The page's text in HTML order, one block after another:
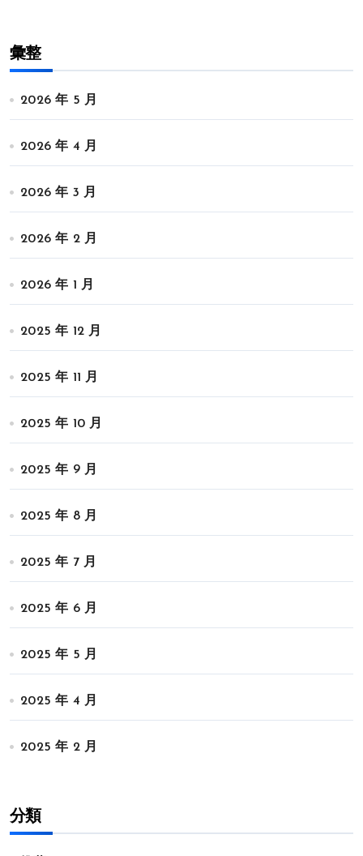
彙整
2026 年 5 月
2026 年 4 月
2026 年 3 月
2026 年 2 月
2026 年 1 月
2025 年 12 月
2025 年 11 月
2025 年 10 月
2025 年 9 月
2025 年 8 月
2025 年 7 月
2025 年 6 月
2025 年 5 月
2025 年 4 月
2025 年 2 月
分類